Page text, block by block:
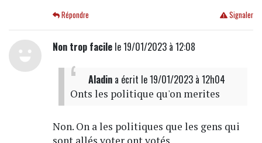
Signaler
Répondre
Non trop facilele 19/01/2023 à 12:08
Aladina écrit le 19/01/2023 à 12h04
Onts les politique qu'on merites
Non. On a les politiques que les gens qui
sont allés voter ont votés